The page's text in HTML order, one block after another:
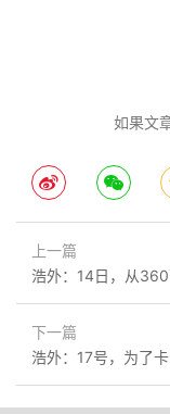
如果文
上一篇
浩外：14日，从360
下一篇
浩外：17号，为了